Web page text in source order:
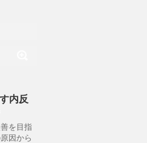
内反
を目指
因から